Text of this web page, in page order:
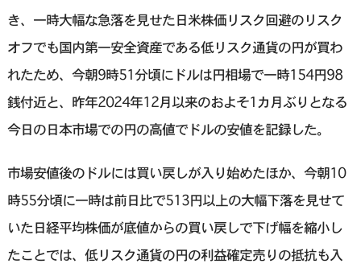
き、一時大幅な急落を見せた日米株価リスク回避のリスク
オフでも国内第一安全資産である低リスク通貨の円が買わ
れたため、今朝9時51分頃にドルは円相場で一時154円98
銭付近と、昨年2024年12月以来のおよそ1カ月ぶりとなる
今日の日本市場での円の高値でドルの安値を記録した。
市場安値後のドルには買い戻しが入り始めたほか、今朝10
時55分頃に一時は前日比で513円以上の大幅下落を見せて
いた日経平均株価が底値からの買い戻しで下げ幅を縮小し
たことでは、低リスク通貨の円の利益確定売りの抵抗も入